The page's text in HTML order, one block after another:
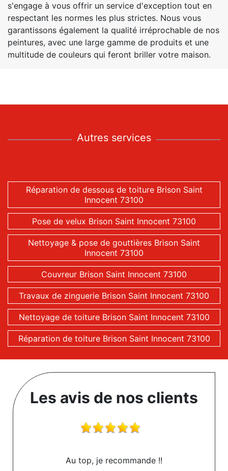
s'engage à vous offrir un service d'exception tout en
respectant les normes les plus strictes. Nous vous
garantissons également la qualité irréprochable de nos
peintures, avec une large gamme de produits et une
multitude de couleurs qui feront briller votre maison.
Autres services
Réparation de dessous de toiture Brison Saint
Innocent 73100
Pose de velux Brison Saint Innocent 73100
Nettoyage & pose de gouttières Brison Saint
Innocent 73100
Couvreur Brison Saint Innocent 73100
Travaux de zinguerie Brison Saint Innocent 73100
Nettoyage de toiture Brison Saint Innocent 73100
Réparation de toiture Brison Saint Innocent 73100
Les avis de nos clients
Au top, je recommande !!